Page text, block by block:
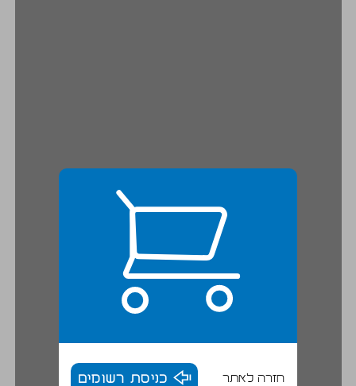
חזרה לאתר כניסת רשומים